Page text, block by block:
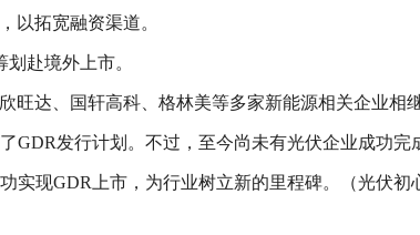
以拓宽融资渠道。
赴境外上市。
旺达、国轩高科、格林美等多家新能源相关企业相
发行计划。不过，至今尚未有光伏企业成功完
实现GDR上市，为行业树立新的里程碑。（光伏初